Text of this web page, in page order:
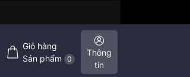
Giỏ hàng
Sản phẩm
0
Thông
tin